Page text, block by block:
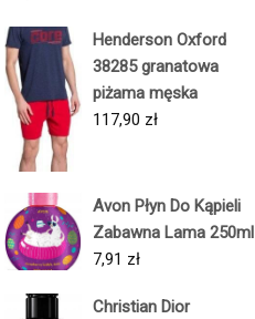
Henderson Oxford
38285 granatowa
piżama męska
117,90 zł
Avon Płyn Do Kąpieli
Zabawna Lama 250ml
7,91 zł
Christian Dior